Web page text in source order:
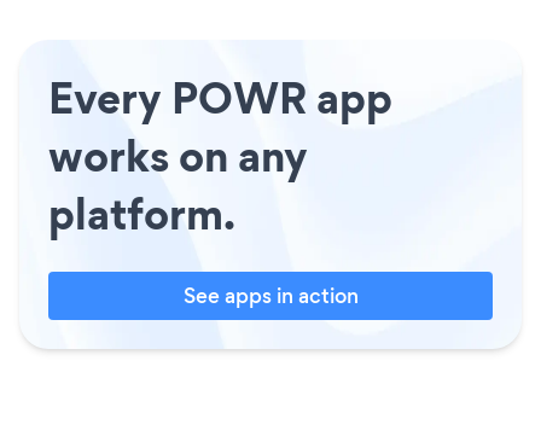
Every POWR app
works on any
platform.
See apps in action